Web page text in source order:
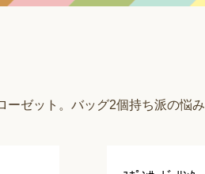
ーゼット。バッグ2個持ち派の悩み